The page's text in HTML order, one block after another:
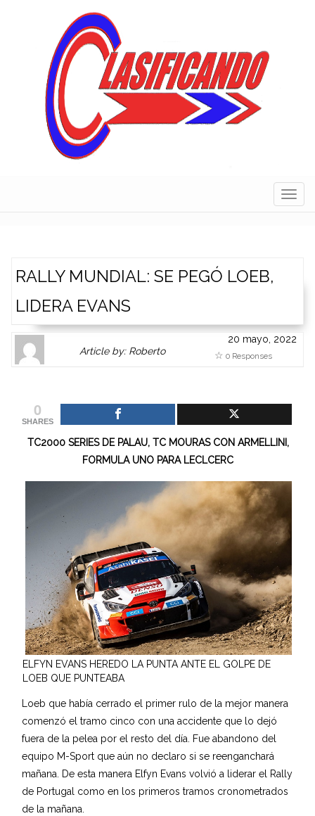
RALLY MUNDIAL: SE PEGÓ LOEB,
LIDERA EVANS
Author
Gravatar
Author
Article by: Roberto
or
other
works.
admin
20 mayo, 2022
0 Responses
0
SHARES
TC2000 SERIES DE PALAU, TC MOURAS CON ARMELLINI,
FORMULA UNO PARA LECLCERC
ELFYN EVANS HEREDO LA PUNTA ANTE EL GOLPE DE
LOEB QUE PUNTEABA
Loeb que había cerrado el primer rulo de la mejor manera
comenzó el tramo cinco con una accidente que lo dejó
fuera de la pelea por el resto del día. Fue abandono del
equipo M-Sport que aún no declaro si se reenganchará
mañana. De esta manera Elfyn Evans volvió a liderar el Rally
de Portugal como en los primeros tramos cronometrados
de la mañana.